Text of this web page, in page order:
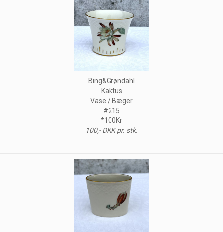
Bing&Grøndahl
Kaktus
Vase / Bæger
#215
*100Kr
100,- DKK pr. stk.